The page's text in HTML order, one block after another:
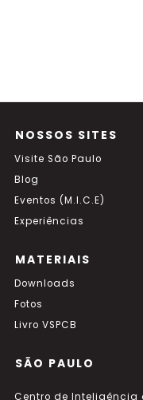
NOSSOS SITES
Visite São Paulo
Blog
Eventos (M.I.C.E)
Experiências
MATERIAIS
Downloads
Fotos
Livro VSPCB
SÃO PAULO
Centro de Inteligência